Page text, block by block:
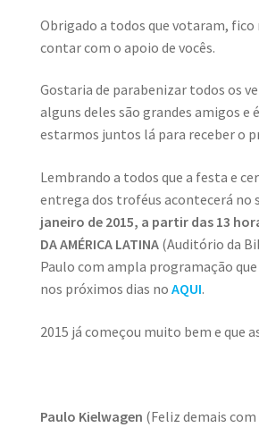
Obrigado a todos que votaram,
contar com o apoio de vocês.
Gostaria de parabenizar todos os
alguns deles são grandes amigos e
estarmos juntos lá para receber o
Lembrando a todos que a festa e
entrega dos troféus acontecerá no
janeiro de 2015, a partir das 13
DA AMÉRICA LATINA(Auditório da
Paulo com ampla programação
nos próximos dias no AQUI.
2015 já começou muito bem e que
Paulo Kielwagen (Feliz demais